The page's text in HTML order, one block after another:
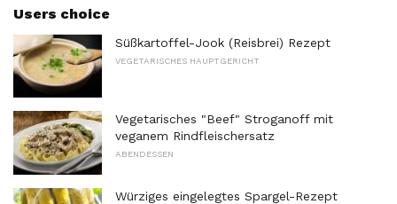
Users choice
Süßkartoffel-Jook (Reisbrei) Rezept
VEGETARISCHES HAUPTGERICHT
Vegetarisches "Beef" Stroganoff mit
veganem Rindfleischersatz
ABENDESSEN
Würziges eingelegtes Spargel-Rezept